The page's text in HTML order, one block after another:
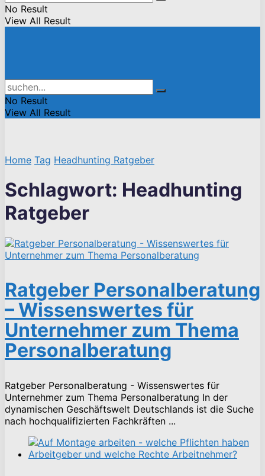
No Result
View All Result
No Result
View All Result
Home Tag Headhunting Ratgeber
Schlagwort: Headhunting
Ratgeber
Ratgeber Personalberatung
– Wissenswertes für
Unternehmer zum Thema
Personalberatung
Ratgeber Personalberatung - Wissenswertes für
Unternehmer zum Thema Personalberatung In der
dynamischen Geschäftswelt Deutschlands ist die Suche
nach hochqualifizierten Fachkräften ...